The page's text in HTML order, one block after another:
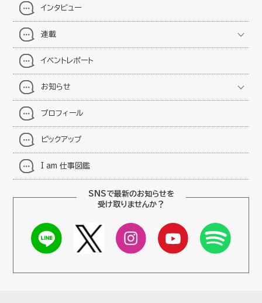
インタビュー
連載
イベントレポート
お知らせ
プロフィール
ピックアップ
I am 仕事図鑑
SNSで最新のお知らせを
受け取りませんか？